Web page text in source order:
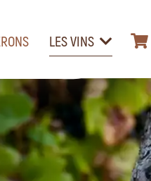
LES VINS